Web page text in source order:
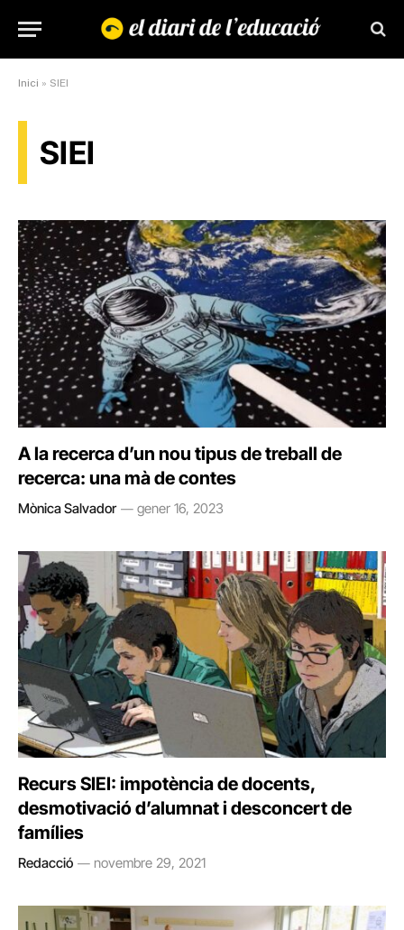
Inici » SIEI
SIEI
A la recerca d’un nou tipus de treball de
recerca: una mà de contes
Mònica Salvador gener 16, 2023
Recurs SIEI: impotència de docents,
desmotivació d’alumnat i desconcert de
famílies
Redacció novembre 29, 2021